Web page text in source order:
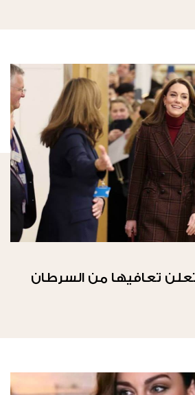
تعافيها من السرطان